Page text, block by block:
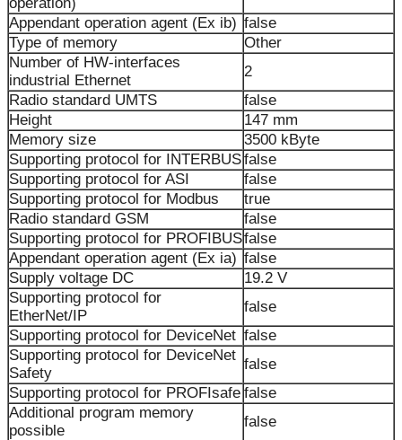
Appendant operation agent (Ex ib) false
Type of memory
Other
Number of HW-interfaces
industrial Ethernet
2
Radio standard UMTS
false
Height
147 mm
Memory size
3500 kByte
Supporting protocol for INTERBUSfalse
Supporting protocol for ASI
false
Supporting protocol for Modbus
true
Radio standard GSM
false
Supporting protocol for PROFIBUSfalse
Appendant operation agent (Ex ia) false
Supply voltage DC
19.2 V
Supporting protocol for
EtherNet/IP
false
Supporting protocol for DeviceNet false
Supporting protocol for DeviceNet
Safety
false
Supporting protocol for PROFIsafe false
Additional program memory
possible
false